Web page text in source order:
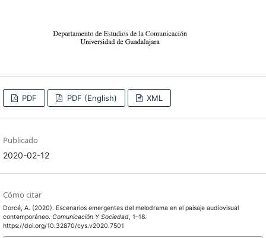
PDF PDF (English) XML
Publicado
2020-02-12
Cómo citar
Dorcé, A. (2020). Escenarios emergentes del melodrama en el paisaje audiovisual
contemporáneo. Comunicación Y Sociedad, 1–18.
https://doi.org/10.32870/cys.v2020.7501